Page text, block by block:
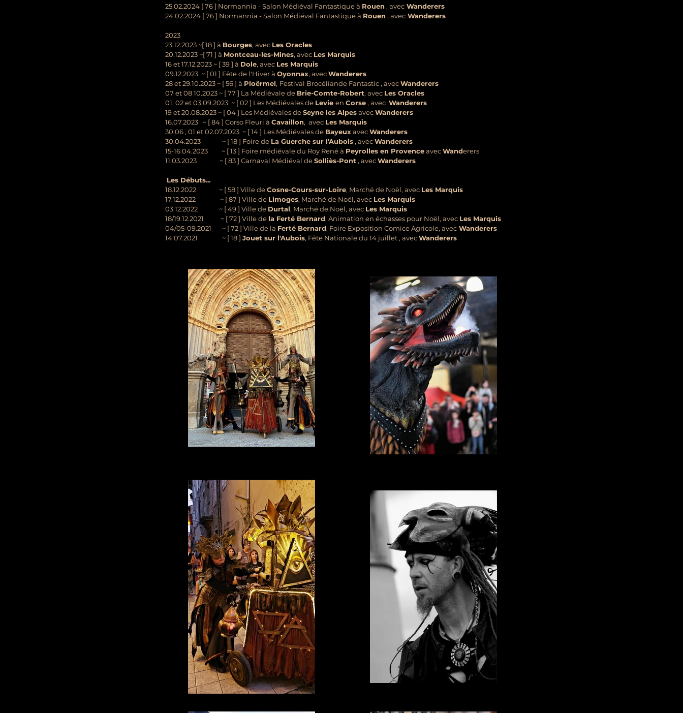
25.02.2024 [ 76 ] Normannia - Salon Médiéval Fantastique à Rouen , avec Wanderers
24.02.2024 [ 76 ] Normannia - Salon Médiéval Fantastique à Rouen , avec Wanderers
2023
23.12.2023 ~[ 18 ] à Bourges, avec Les Oracles
20.12.2023 ~[ 71 ] à Montceau-les-Mines, avec Les Marquis
16 et 17.12.2023 ~ [ 39 ] à Dole, avec Les Marquis
09.12.2023 ~ [ 01 ] Fête de l'Hiver à Oyonnax, avecWanderers
28 et 29.10.2023 ~ [ 56 ] à Ploërmel, Festival Brocéliande Fantastic , avecWanderers
07 et 08 10.2023 ~ [ 77 ] La Médiévale de Brie-Comte-Robert, avec Les Oracles
01, 02 et 03.09.2023 ~ [ 02 ] Les Médiévales de Levie en Corse , avec Wanderers
19 et 20.08.2023 ~ [ 04 ] Les Médiévales deSeyne les AlpesavecWanderers
16.07.2023 ~ [ 84 ] Corso Fleuri à Cavaillon, avec Les Marquis
30.06 , 01 et 02.07.2023 ~ [ 14 ] Les Médiévales de BayeuxavecWanderers
30.04.2023 ~ [ 18 ] Foire de La Guerche sur l'Aubois , avecWanderers
15-16.04.2023 ~ [ 13 ] Foire médiévale du Roy René à Peyrolles en ProvenceavecWanderers
11.03.2023 ~ [ 83 ] Carnaval Médiéval deSolliès-Pont , avecWanderers
Les Débuts...
18.12.2022 ~ [ 58 ] Ville deCosne-Cours-sur-Loire, Marché de Noël, avec Les Marquis
17.12.2022 ~ [ 87 ] Ville de Limoges, Marché de Noël, avec Les Marquis
03.12.2022 ~ [ 49 ] Ville de Durtal, Marché de Noël, avec Les Marquis
18/19.12.2021 ~ [ 72 ] Ville de la Ferté Bernard, Animation en échasses pour Noël, avec Les Marquis
04/05-09.2021 ~ [ 72 ] Ville de la Ferté Bernard, Foire Exposition Comice Agricole, avec Wanderers
14.07.2021 ~ [ 18 ] Jouet sur l'Aubois, Fête Nationale du 14 juillet , avecWanderers